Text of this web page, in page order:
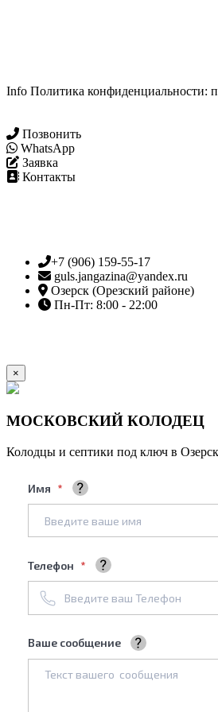
Info Политика конфиденциальности:
Позвонить
WhatsApp
Заявка
Контакты
+7 (906) 159-55-17
guls.jangazina@yandex.ru
Озерск (Орезский районе)
Пн-Пт: 8:00 - 22:00
×
МОСКОВСКИЙ КОЛОДЕЦ
Колодцы и септики под ключ в
Имя
Телефон
+7961****688
Ваше сообщение